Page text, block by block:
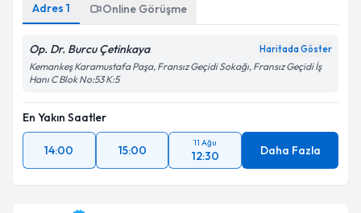
Adres 1 Online Görüşme
Op. Dr. Burcu Çetinkaya Haritada Göster
Kemankeş Karamustafa Paşa, Fransız Geçidi Sokağı, Fransız Geçidi İş
Hanı C Blok No:53 K:5
En Yakın Saatler
14:00 15:00
11 Ağu
12:30 Daha Fazla